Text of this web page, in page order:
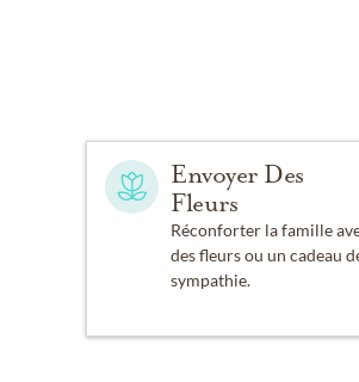
Envoyer Des
Fleurs
Réconforter la famille
des fleurs ou un cadeau
sympathie.